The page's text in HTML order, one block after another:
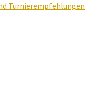
Turnierempfehlungen